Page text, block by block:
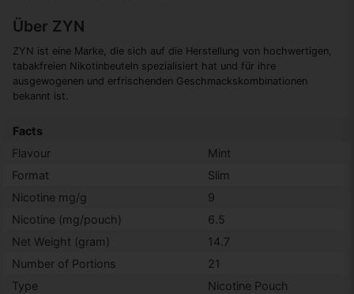
Über ZYN
ZYN ist eine Marke, die sich auf die Herstellung von hochwertigen,
tabakfreien Nikotinbeuteln spezialisiert hat und für ihre
ausgewogenen und erfrischenden Geschmackskombinationen
bekannt ist.
Facts
Flavour
Mint
Format
Slim
Nicotine mg/g
9
Nicotine (mg/pouch)
6.5
Net Weight (gram)
14.7
Number of Portions
21
Type
Nicotine Pouch